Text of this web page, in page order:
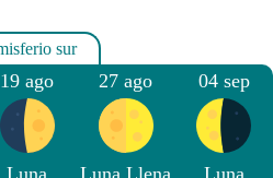
19 ago
Luna
27 ago
Luna Llena
04 sep
Luna